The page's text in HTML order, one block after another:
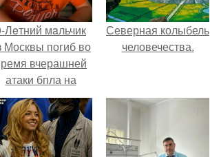
Лeтний мaльчик
Москвы погиб во
вчерашней
атаки бпла на
пляже под
Геленджиком.
Северная колыбель
человечества.